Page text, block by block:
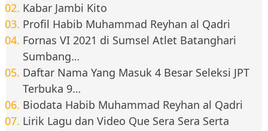
Kabar Jambi Kito
Profil Habib Muhammad Reyhan al Qadri
Fornas VI 2021 di Sumsel Atlet Batanghari
Sumbang…
Daftar Nama Yang Masuk 4 Besar Seleksi JPT
Terbuka 9…
Biodata Habib Muhammad Reyhan al Qadri
Lirik Lagu dan Video Que Sera Sera Serta